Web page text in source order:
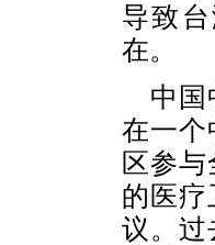
导致
在。
中国
在一个
区参
的医
议。过